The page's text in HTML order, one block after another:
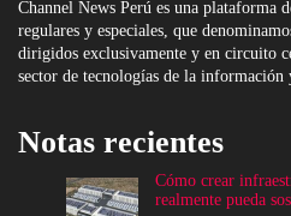
Channel News Perú es una plataforma
regulares y especiales, que
dirigidos exclusivamente y en circuito
sector de tecnologías de la información
Notas recientes
Cómo crear
realmente pueda